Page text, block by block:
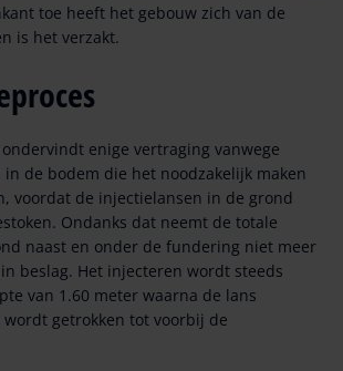
toe heeft het gebouw zich van de
is het verzakt.
enige vertraging vanwege
de bodem die het noodzakelijk maken
voordat de injectielansen in de grond
Ondanks dat neemt de totale
naast en onder de fundering niet meer
beslag. Het injecteren wordt steeds
van 1.60 meter waarna de lans
wordt getrokken tot voorbij de